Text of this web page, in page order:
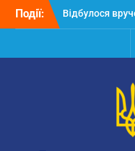
Перейти
Події:
автобусів для
закладів освіти
Відбулося
колегії
державної
Відбулась
відповідальних